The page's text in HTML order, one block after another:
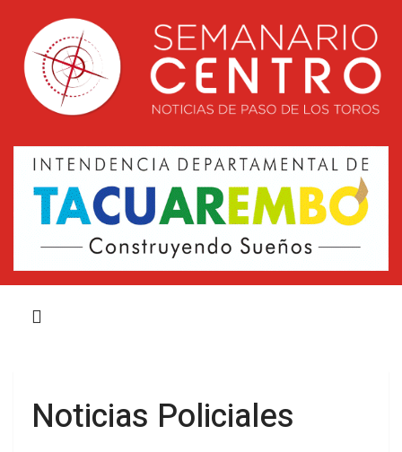
Noticias Policiales